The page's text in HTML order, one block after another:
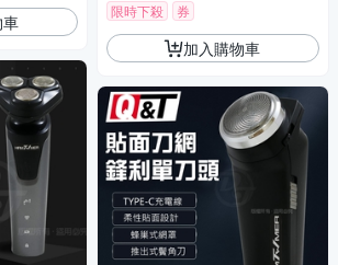
限時下殺 券
加入購物車